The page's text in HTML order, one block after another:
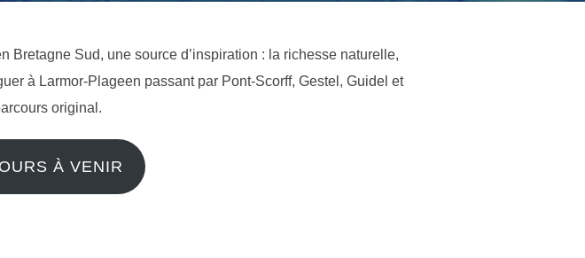
Bretagne Sud, une source d’inspiration : la richesse naturelle,
à Larmor-Plageen passant par Pont-Scorff, Gestel, Guidel et
original.
À VENIR